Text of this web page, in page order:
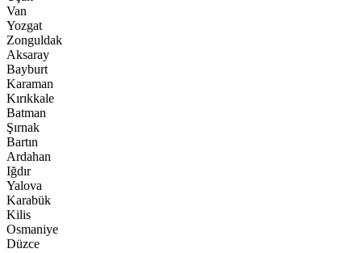
Van
Yozgat
Zonguldak
Aksaray
Bayburt
Karaman
Kırıkkale
Batman
Şırnak
Bartın
Ardahan
Iğdır
Yalova
Karabük
Kilis
Osmaniye
Düzce